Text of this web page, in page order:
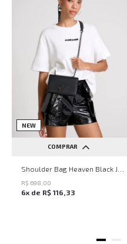
NEW
COMPRAR
UN
R$ 698 00
6x de R$ 116 33